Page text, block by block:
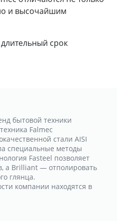
и высочайшим
срок
бытовой техники
Falmec
стали AISI
специальные методы
Fasteel позволяет
а Brilliant — отполировать
глянца.
компании находятся в